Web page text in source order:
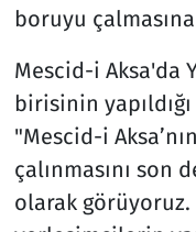
boruyu
Mescid-i Aksa'da
birisinin
"Mescid-i
çalınmasını son
olarak